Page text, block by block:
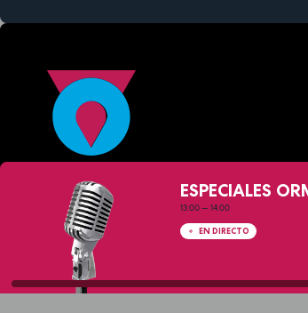
ESPECIALES
13:00—14:00
EN DIRECTO